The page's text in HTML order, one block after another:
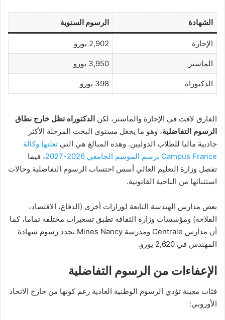
الشهادة الرسوم السنوية
الإجازة 2,902 يورو
الماستر 3,950 يورو
الدكتوراه 398 يورو
الفارق لافت في الإجازة والماستر، لكن الدكتوراه تظل خارج نطاق
الرسوم التفاضلية، وهو ما يجعل مستوى البحث المرحلة الأكثر
جاذبية ماليا للطلاب الدوليين. وهذه المبالغ هي التي تعلنها وكالة
Campus France برسم الموسم الجامعي 2026-2027
، فيما
تفصل وزارة التعليم العالي أسس احتساب الرسوم التفاضلية وحالات
استثنائها من الناحية القانونية.
بعض مدارس الهندسة التابعة لوزارات أخرى (الدفاع، الاقتصاد،
الفلاحة) ومؤسسات وزارة الثقافة تطبق تسعيرات مختلفة تماما، كما
أن مدارس Centrale ومدرسة Mines Nancy تحدد رسوم شهادة
المهندس في 2,620 يورو.
الإعفاءات من الرسوم التفاضلية
فئات معينة تؤدي الرسوم الوطنية العادية رغم كونها من خارج الاتحاد
الأوروبي: